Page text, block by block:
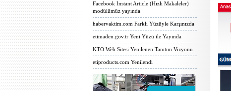
Facebook Instant Article (Hızlı Makaleler)
modülümüz yayında
habervaktim.com Farklı Yüzüyle Karşınızda
etimaden.gov.tr Yeni Yüzü ile Yayında
KTO Web Sitesi Yenilenen Tanıtım Vizyonu
etiproducts.com Yenilendi